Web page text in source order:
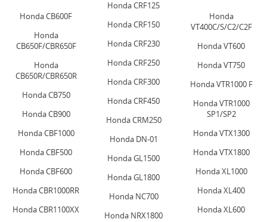
Honda CB600F
Honda
CB650F/CBR650F
Honda
CB650R/CBR650R
Honda CB750
Honda CB900
Honda CBF1000
Honda CBF500
Honda CBF600
Honda CBR1000RR
Honda CBR1100XX
Honda CRF125
Honda CRF150
Honda CRF230
Honda CRF250
Honda CRF300
Honda CRF450
Honda CRM250
Honda DN-01
Honda GL1500
Honda GL1800
Honda NC700
Honda NRX1800
Honda
VT400C/S/C2/C2F
Honda VT600
Honda VT750
Honda VTR1000 F
Honda VTR1000
SP1/SP2
Honda VTX1300
Honda VTX1800
Honda XL1000
Honda XL400
Honda XL600